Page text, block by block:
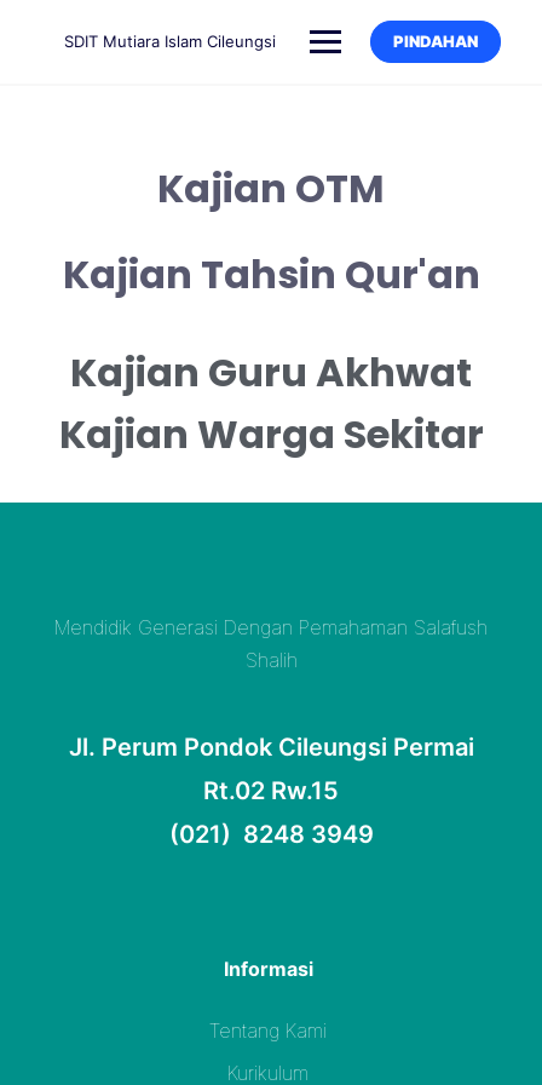
SDIT Mutiara Islam Cileungsi PINDAHAN
Kajian OTM
Kajian Tahsin Qur'an
Kajian Guru Akhwat
Kajian Warga Sekitar
Mendidik Generasi Dengan Pemahaman Salafush
Shalih
Jl. Perum Pondok Cileungsi Permai
Rt.02 Rw.15
(021) 8248 3949
Informasi
Tentang Kami
Kurikulum